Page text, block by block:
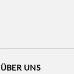
ÜBER UNS